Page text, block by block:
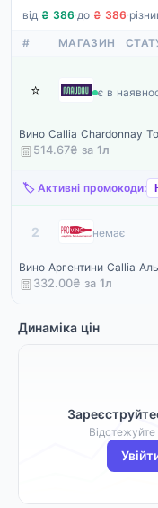
від ₴ 386·до ₴ 386·
# МАГАЗИН
⭐ Maudau
є в
514.67₴ за 1л
🏷️ Активні промокоди:
2 ProVino
немає
332.00₴ за 1л
Динаміка цін